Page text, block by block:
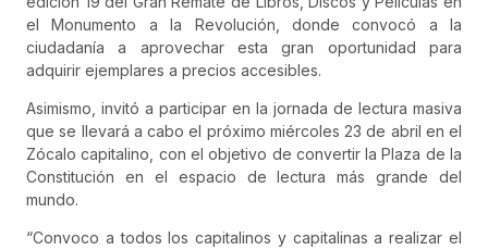
el Monumento a la Revolución, donde convocó a la
ciudadanía a aprovechar esta gran oportunidad para
adquirir ejemplares a precios accesibles.
Asimismo, invitó a participar en la jornada de lectura masiva
que se llevará a cabo el próximo miércoles 23 de abril en el
Zócalo capitalino, con el objetivo de convertir la Plaza de la
Constitución en el espacio de lectura más grande del
mundo.
“Convoco a todos los capitalinos y capitalinas a realizar el